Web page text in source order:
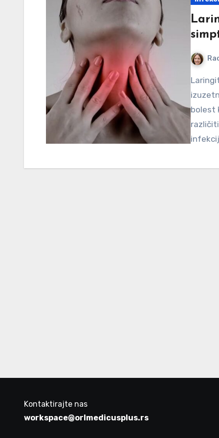
Laringitis predstavlja upalu grkljana, koja može biti
bolest
Kontaktirajte nas
workspace@orlmedicusplus.rs